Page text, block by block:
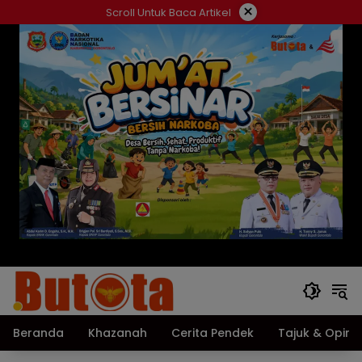
ke
konten
Scroll Untuk Baca Artikel ×
Beranda Khazanah Cerita Pendek Tajuk & Opini